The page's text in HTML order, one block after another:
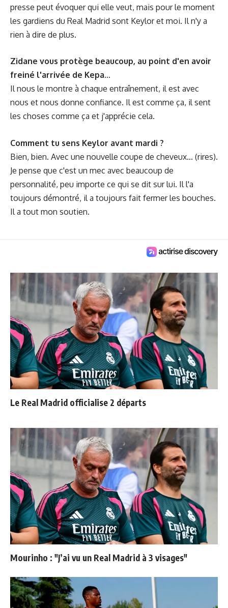
presse peut évoquer qui elle veut, mais pour le moment
les gardiens du Real Madrid sont Keylor et moi. Il n'y a
rien à dire de plus.
Zidane vous protège beaucoup, au point d'en avoir
freiné l'arrivée de Kepa...
Il nous le montre à chaque entraînement, il est avec
nous et nous donne confiance. Il est comme ça, il sent
les choses comme ça et j'apprécie cela.
Comment tu sens Keylor avant mardi ?
Bien, bien. Avec une nouvelle coupe de cheveux... (rires).
Je pense que c'est un mec avec beaucoup de
personnalité, peu importe ce qui se dit sur lui. Il l'a
toujours démontré, il a toujours fait fermer les bouches.
Il a tout mon soutien.
Le Real Madrid officialise 2 départs
Mourinho : "J’ai vu un Real Madrid à 3 visages"